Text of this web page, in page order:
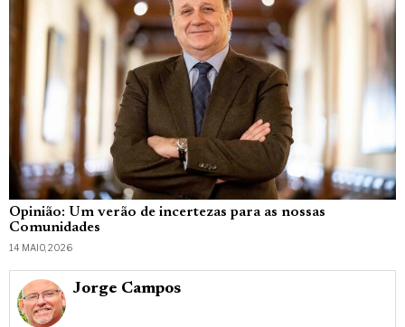
Opinião: Um verão de incertezas para as nossas
Comunidades
14 MAIO, 2026
Jorge Campos